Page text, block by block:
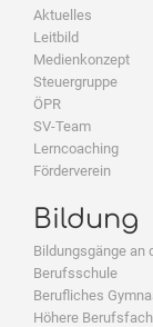
Aktuelles
Leitbild
Medienkonzept
Steuergruppe
ÖPR
SV-Team
Lerncoaching
Förderverein
Bildung
Bildungsgänge an
Berufsschule
Berufliches
Höhere